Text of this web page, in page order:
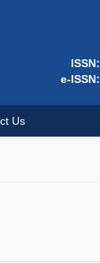
ISSN:
e-ISSN:
Us